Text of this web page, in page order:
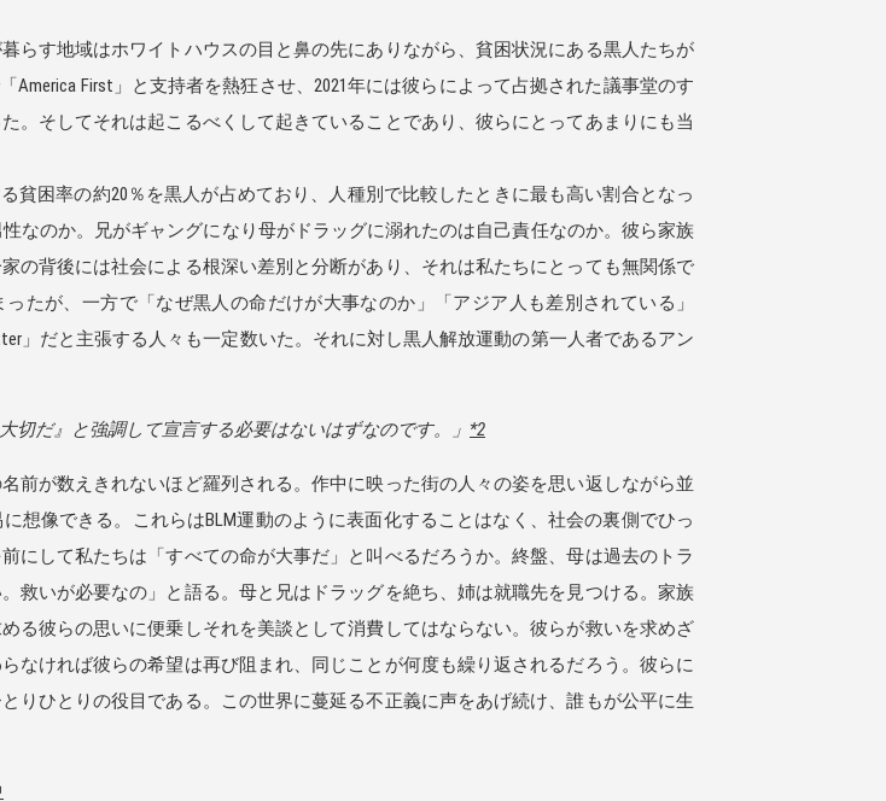
す地域はホワイトハウスの目と鼻の先にありながら、貧困状況にある黒人たちが
First」と支持者を熱狂させ、2021年には彼らによって占拠された議事堂のす
。そしてそれは起こるべくして起きていることであり、彼らにとってあまりにも当
困率の約20％を黒人が占めており、人種別で比較したときに最も高い割合となっ
なのか。兄がギャングになり母がドラッグに溺れたのは自己責任なのか。彼ら家族
の背後には社会による根深い差別と分断があり、それは私たちにとっても無関係で
ったが、一方で「なぜ黒人の命だけが大事なのか」「アジア人も差別されている」
」だと主張する人々も一定数いた。それに対し黒人解放運動の第一人者であるアン
だ』と強調して宣言する必要はないはずなのです。」 *2
が数えきれないほど羅列される。作中に映った街の人々の姿を思い返しながら並
想像できる。これらはBLM運動のように表面化することはなく、社会の裏側でひっ
にして私たちは「すべての命が大事だ」と叫べるだろうか。終盤、母は過去のトラ
救いが必要なの」と語る。母と兄はドラッグを絶ち、姉は就職先を見つける。家族
る彼らの思いに便乗しそれを美談として消費してはならない。彼らが救いを求めざ
なければ彼らの希望は再び阻まれ、同じことが何度も繰り返されるだろう。彼らに
りひとりの役目である。この世界に蔓延る不正義に声をあげ続け、誰もが公平に生